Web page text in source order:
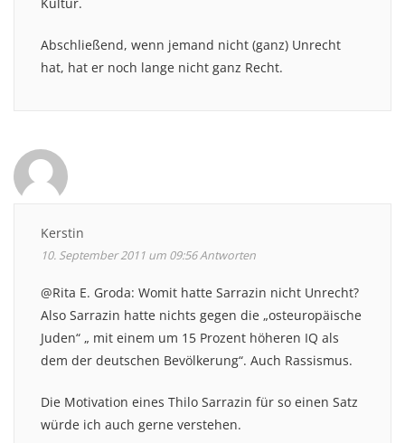
Abschließend, wenn jemand nicht (ganz) Unrecht
hat, hat er noch lange nicht ganz Recht.
Kerstin
10. September 2011 um 09:56Antworten
@Rita E. Groda: Womit hatte Sarrazin nicht Unrecht?
Also Sarrazin hatte nichts gegen die „osteuropäische
Juden“ „ mit einem um 15 Prozent höheren IQ als
dem der deutschen Bevölkerung“. Auch Rassismus.
Die Motivation eines Thilo Sarrazin für so einen Satz
würde ich auch gerne verstehen.